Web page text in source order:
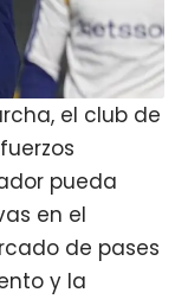
el club de
pueda
en el
de pases
y la